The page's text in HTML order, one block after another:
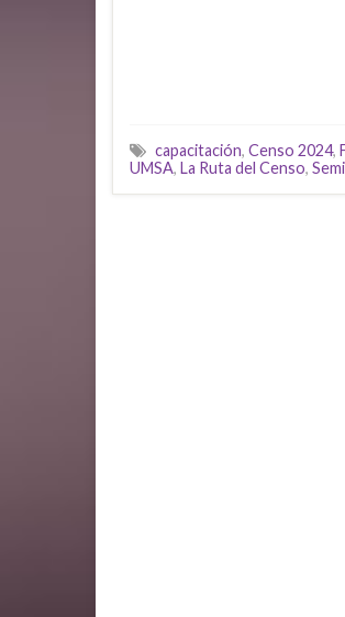
capacitación, Censo 2024,
UMSA, La Ruta del Censo,